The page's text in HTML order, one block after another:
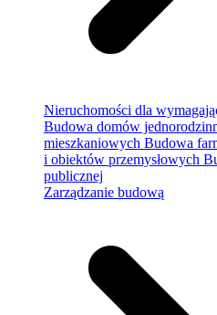
Nieruchomości dla
Budowa domów
mieszkaniowych Budowa
i obiektów przemysłowych
publicznej
Zarządzanie budową